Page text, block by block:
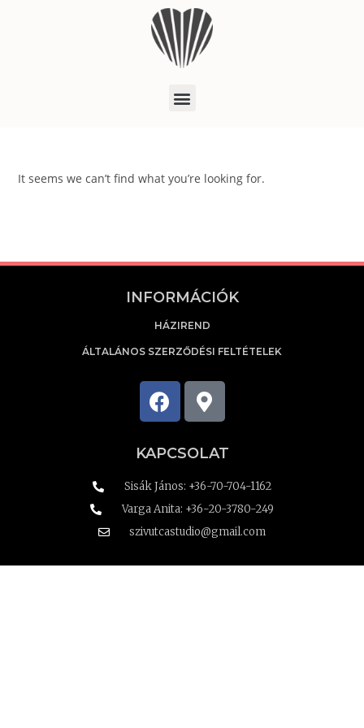
It seems we can’t find what you’re looking for.
INFORMÁCIÓK
HÁZIREND
ÁLTALÁNOS SZERZŐDÉSI FELTÉTELEK
KAPCSOLAT
Sisák János: +36-70-704-1162
Varga Anita: +36-20-3780-249
szivutcastudio@gmail.com